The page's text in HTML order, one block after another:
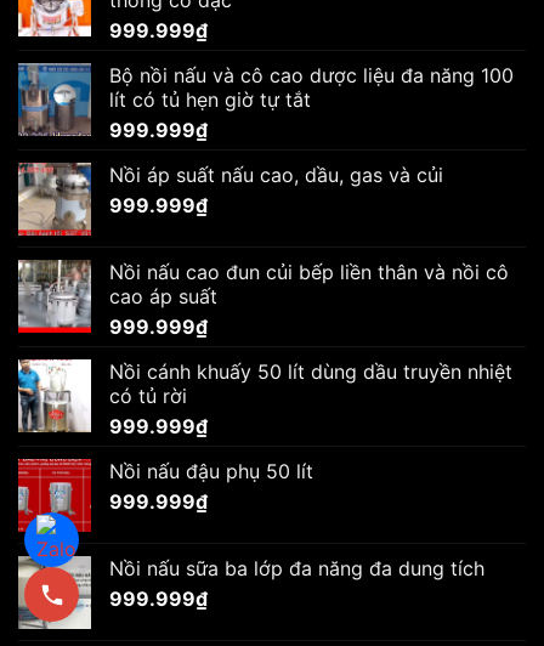
999.999₫
Bộ nồi nấu và cô cao dược liệu đa năng 100
lít có tủ hẹn giờ tự tắt
999.999₫
Nồi áp suất nấu cao, dầu, gas và củi
999.999₫
Nồi nấu cao đun củi bếp liền thân và nồi cô
cao áp suất
999.999₫
Nồi cánh khuấy 50 lít dùng dầu truyền nhiệt
có tủ rời
999.999₫
Nồi nấu đậu phụ 50 lít
999.999₫
Nồi nấu sữa ba lớp đa năng đa dung tích
999.999₫